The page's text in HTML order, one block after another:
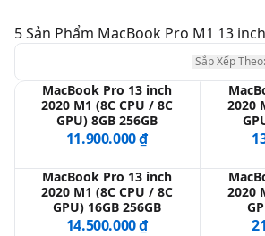
Sửa Chữa
Thay Linh Kiện
5Sản Phẩm MacBook Pro M1 13
Sắp Xếp Theo:
MacBook Pro 13 inch
2020 M1 (8C CPU / 8C
GPU) 8GB 256GB
11.900.000 ₫
2020
MacBook Pro 13 inch
2020 M1 (8C CPU / 8C
GPU) 16GB 256GB
14.500.000 ₫
2020